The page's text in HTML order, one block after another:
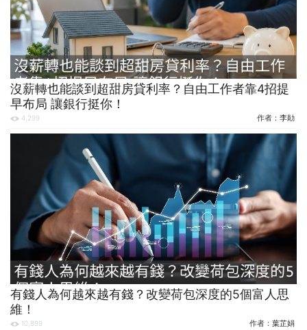
沒薪轉也能談到超甜房貸利率？自由工作者靠4招提
早布局 讓銀行挺你！
4,299 作者： 李勛
有錢人為何越來越有錢？改變荷包深度的5個富人思
維！
10,899 作者： 葉芷娟